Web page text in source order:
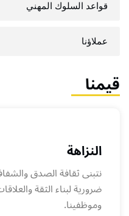
قواعد السلوك المهني
عملاؤنا
قيمنا
النزاهة
نتبنى ثقافة الصدق
ضرورية لبناء الثقة
وموظفينا.